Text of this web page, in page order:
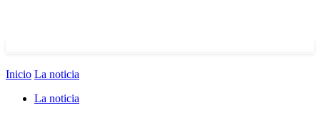
Inicio La noticia
La noticia